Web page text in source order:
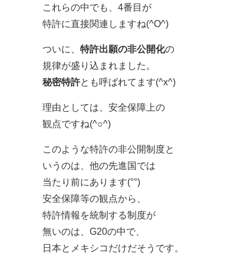
これらの中でも、4番目が
特許に直接関連しますね(^O^)
ついに、 特許出願の非公開化の
規律が盛り込まれました。
秘密特許とも呼ばれてます(^x^)
理由としては、安全保障上の
観点ですね(^○^)
このような特許の非公開制度と
いうのは、他の先進国では
当たり前にあります(°°)
安全保障等の観点から、
特許情報を統制する制度が
無いのは、G20の中で、
日本とメキシコだけだそうです。